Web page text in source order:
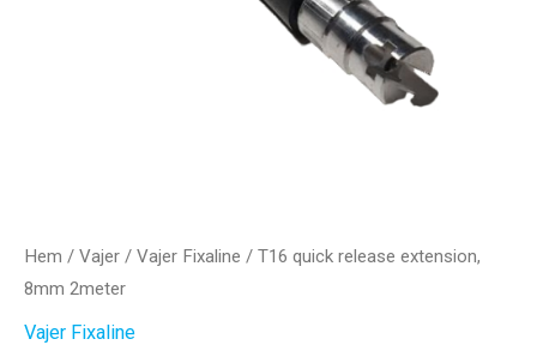
Hem / Vajer / Vajer Fixaline / T16 quick release extension,
8mm 2meter
Vajer Fixaline